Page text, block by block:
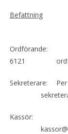
Befattning
Ordförande:
6121
Sekreterare:
Kassör: